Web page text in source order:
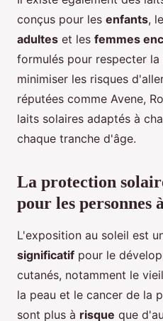
conçus pour les enfants,
adultes et les femmes
formulés pour respecter
minimiser les risques
réputées comme Avene,
laits solaires adaptés à
chaque tranche d'âge.
La protection
pour les personnes
L'exposition au soleil est
significatif pour le
cutanés, notamment le
la peau et le cancer de la
sont plus à risque que